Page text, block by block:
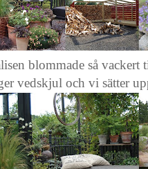
blommade så vackert
vedskjul och vi sätter